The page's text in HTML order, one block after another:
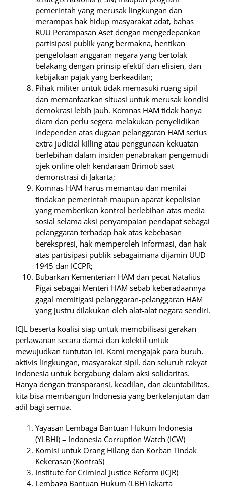
pemerintah yang merusak lingkungan dan
merampas hak hidup masyarakat adat, bahas
RUU Perampasan Aset dengan mengedepankan
partisipasi publik yang bermakna, hentikan
pengelolaan anggaran negara yang bertolak
belakang dengan prinsip efektif dan efisien, dan
kebijakan pajak yang berkeadilan;
Pihak militer untuk tidak memasuki ruang sipil
dan memanfaatkan situasi untuk merusak kondisi
demokrasi lebih jauh. Komnas HAM tidak hanya
diam dan perlu segera melakukan penyelidikan
independen atas dugaan pelanggaran HAM serius
extra judicial killing atau penggunaan kekuatan
berlebihan dalam insiden penabrakan pengemudi
ojek online oleh kendaraan Brimob saat
demonstrasi di Jakarta;
Komnas HAM harus memantau dan menilai
tindakan pemerintah maupun aparat kepolisian
yang memberikan kontrol berlebihan atas media
sosial selama aksi penyampaian pendapat sebagai
pelanggaran terhadap hak atas kebebasan
berekspresi, hak memperoleh informasi, dan hak
atas partisipasi publik sebagaimana dijamin UUD
1945 dan ICCPR;
Bubarkan Kementerian HAM dan pecat Natalius
Pigai sebagai Menteri HAM sebab keberadaannya
gagal memitigasi pelanggaran-pelanggaran HAM
yang justru dilakukan oleh alat-alat negara sendiri.
ICJL beserta koalisi siap untuk memobilisasi gerakan
perlawanan secara damai dan kolektif untuk
mewujudkan tuntutan ini. Kami mengajak para buruh,
aktivis lingkungan, masyarakat sipil, dan seluruh rakyat
Indonesia untuk bergabung dalam aksi solidaritas.
Hanya dengan transparansi, keadilan, dan akuntabilitas,
kita bisa membangun Indonesia yang berkelanjutan dan
adil bagi semua.
Yayasan Lembaga Bantuan Hukum Indonesia
(YLBHI) – Indonesia Corruption Watch (ICW)
Komisi untuk Orang Hilang dan Korban Tindak
Kekerasan (KontraS)
Institute for Criminal Justice Reform (ICJR)
Lembaga Bantuan Hukum (LBH) Jakarta